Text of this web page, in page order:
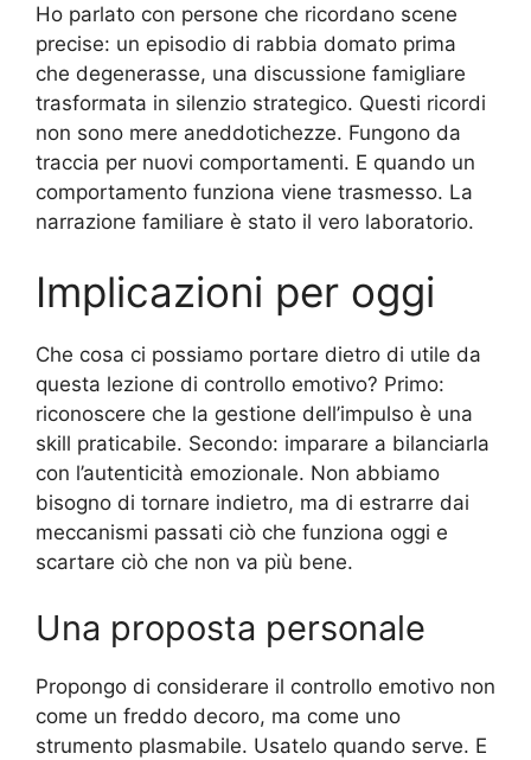
Ho parlato con persone che ricordano scene
precise: un episodio di rabbia domato prima
che degenerasse, una discussione famigliare
trasformata in silenzio strategico. Questi ricordi
non sono mere aneddotichezze. Fungono da
traccia per nuovi comportamenti. E quando un
comportamento funziona viene trasmesso. La
narrazione familiare è stato il vero laboratorio.
Implicazioni per oggi
Che cosa ci possiamo portare dietro di utile da
questa lezione di controllo emotivo? Primo:
riconoscere che la gestione dell’impulso è una
skill praticabile. Secondo: imparare a bilanciarla
con l’autenticità emozionale. Non abbiamo
bisogno di tornare indietro, ma di estrarre dai
meccanismi passati ciò che funziona oggi e
scartare ciò che non va più bene.
Una proposta personale
Propongo di considerare il controllo emotivo non
come un freddo decoro, ma come uno
strumento plasmabile. Usatelo quando serve. E